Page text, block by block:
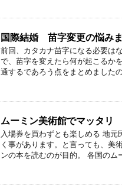
国際結婚 苗字変更の悩み
前回、カタカナ苗字になる必要は
で、苗字を変えたら何が起こるか
通するであろう点をまとめました
ムーミン美術館でマッタリ
入場券を買わずとも楽しめる 地
く事があります。と言っても、美
ンの本を読むのが目的。 各国のム